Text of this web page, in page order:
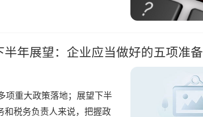
年展望：企业应当做好的五项准备
项重大政策落地；展望下半
和税务负责人来说，把握政